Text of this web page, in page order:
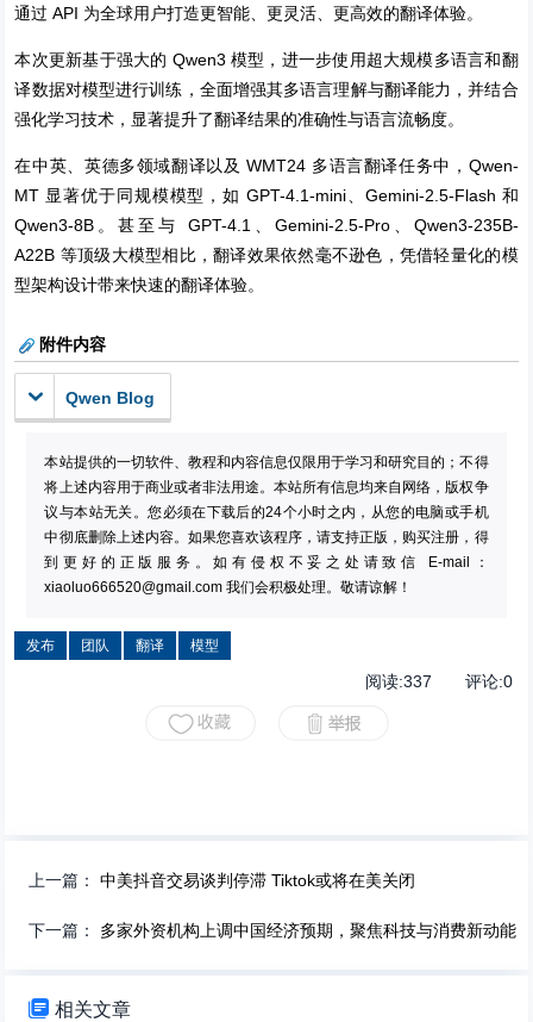
通过 API 为全球用户打造更智能、更灵活、更高效的翻译体验。
本次更新基于强大的 Qwen3 模型，进一步使用超大规模多语言和翻
译数据对模型进行训练，全面增强其多语言理解与翻译能力，并结合
强化学习技术，显著提升了翻译结果的准确性与语言流畅度。
在中英、英德多领域翻译以及 WMT24 多语言翻译任务中，Qwen-
MT 显著优于同规模模型，如 GPT-4.1-mini、Gemini-2.5-Flash 和
Qwen3-8B。甚至与 GPT-4.1、Gemini-2.5-Pro、Qwen3-235B-
A22B 等顶级大模型相比，翻译效果依然毫不逊色，凭借轻量化的模
型架构设计带来快速的翻译体验。
附件内容
Qwen Blog
本站提供的一切软件、教程和内容信息仅限用于学习和研究目的；不得
将上述内容用于商业或者非法用途。本站所有信息均来自网络，版权争
议与本站无关。您必须在下载后的24个小时之内，从您的电脑或手机
中彻底删除上述内容。如果您喜欢该程序，请支持正版，购买注册，得
到更好的正版服务。如有侵权不妥之处请致信 E-mail：
xiaoluo666520@gmail.com 我们会积极处理。敬请谅解！
发布 团队 翻译 模型
阅读:337 评论:0
上一篇：中美抖音交易谈判停滞 Tiktok或将在美关闭
下一篇： 多家外资机构上调中国经济预期，聚焦科技与消费新动能
 相关文章